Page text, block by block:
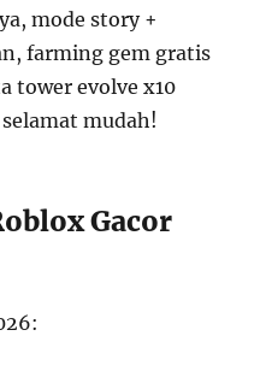
mode story +
farming gem gratis
tower evolve x10
selamat mudah!
Gacor